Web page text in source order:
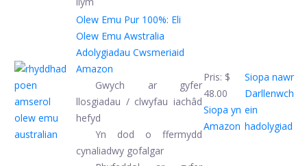
Olew Emu Pur 100%: Eli
Olew Emu Awstralia
Adolygiadau Cwsmeriaid
Amazon
Gwych ar gyfer
llosgiadau / clwyfau iachâd
hefyd
Yn dod o ffermydd
cynaliadwy gofalgar
Pris: $
48.00
Siopa yn
Amazon
Siopa nawr
Darllenwch
ein
hadolygiad